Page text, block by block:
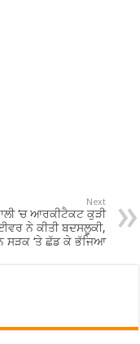
Next
‘ਚ ਆਰਕੀਟੈਕਟ ਕੁੜੀ
ਨੇ ਕੀਤੀ ਬਦਸਲੂਕੀ,
ਸੜਕ ‘ਤੇ ਛੱਡ ਕੇ ਭੱਜਿਆ